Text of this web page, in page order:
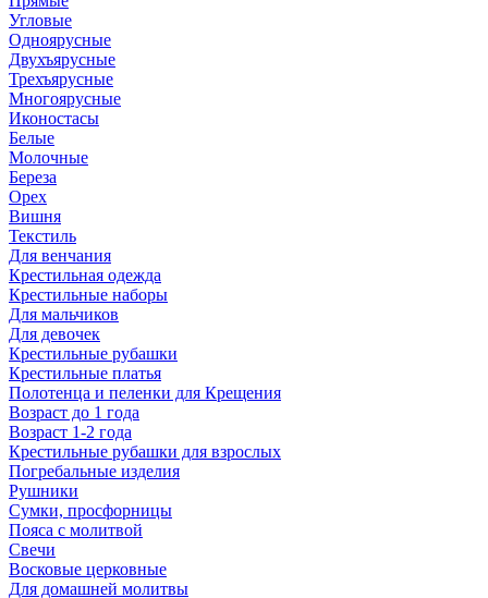
Угловые
Одноярусные
Двухъярусные
Трехъярусные
Многоярусные
Иконостасы
Белые
Молочные
Береза
Орех
Вишня
Текстиль
Для венчания
Крестильная одежда
Крестильные наборы
Для мальчиков
Для девочек
Крестильные рубашки
Крестильные платья
Полотенца и пеленки для Крещения
Возраст до 1 года
Возраст 1-2 года
Крестильные рубашки для взрослых
Погребальные изделия
Рушники
Сумки, просфорницы
Пояса с молитвой
Свечи
Восковые церковные
Для домашней молитвы